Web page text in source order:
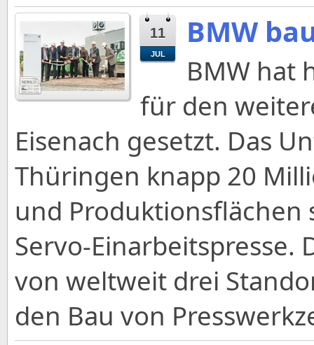
11
JUL
BMW
BMW hat
für den
Eisenach gesetzt. Das
Thüringen knapp 20
und
Servo-Einarbeitspresse.
von weltweit drei
den Bau von